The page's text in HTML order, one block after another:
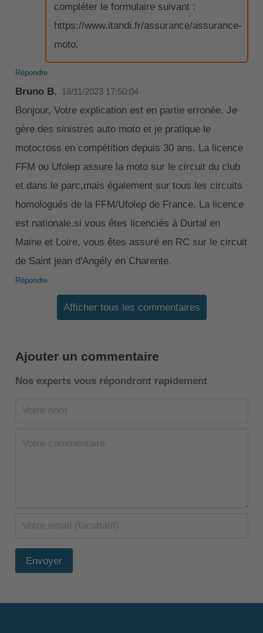
compléter le formulaire suivant :
https://www.itandi.fr/assurance/assurance-
moto.
Répondre
Bruno B. 18/11/2023 17:50:04
Bonjour, Votre explication est en partie erronée. Je
gère des sinistres auto moto et je pratique le
motocross en compétition depuis 30 ans. La licence
FFM ou Ufolep assure la moto sur le circuit du club
et dans le parc,mais également sur tous les circuits
homologués de la FFM/Ufolep de France. La licence
est nationale.si vous êtes licenciés à Durtal en
Maine et Loire, vous êtes assuré en RC sur le circuit
de Saint jean d'Angély en Charente.
Répondre
Afficher tous les commentaires
Ajouter un commentaire
Nos experts vous répondront rapidement
Envoyer